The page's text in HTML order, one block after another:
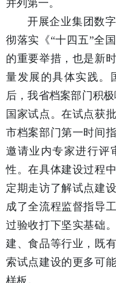
并列第一。
开展企业集团数
彻落实《“十四五”全
的重要举措，也是新
量发展的具体实践。
后，我省档案部门积
国家试点。在试点获
市档案部门第一时间
邀请业内专家进行评
性。在具体建设过程
定期走访了解试点建
成了全流程监督指导
过验收打下坚实基础
建、食品等行业，既
索试点建设的更多可
样板。